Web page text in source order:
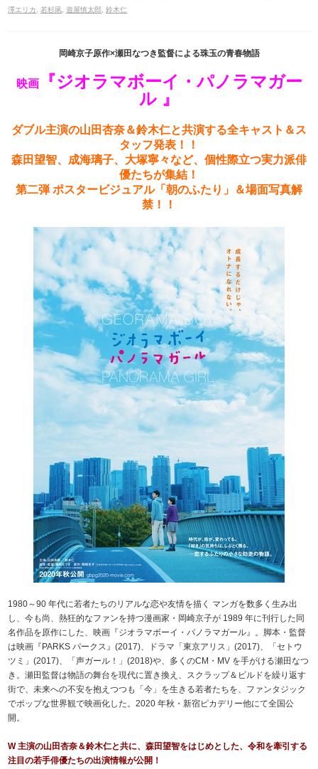
澤エリカ
若杉凩 ,遊屋慎太郎 ,鈴木仁
岡崎京子原作×瀬田なつき監督による珠玉の青春物語
映画『ジオラマボーイ・パノラマガー
ル 』
ダブル主演の山田杏奈＆鈴木仁と共演する全キャスト＆ス
タッフ発表！！
森田望智、成海璃子、大塚寧々など、個性際立つ実力派俳
優たちが集結！
第二弾 ポスタービジュアル「朝のふたり」＆場面写真解
禁！！
1980～90 年代に若者たちのリアルな恋や友情を描く マンガを数多く生み出
し、今も尚、熱狂的なファンを持つ漫画家・岡崎京子が 1989 年に刊行した同
名作品を原作にした、映画『ジオラマボーイ・パノラマガール』。脚本・監督
は映画『PARKS パークス』(2017)、ドラマ「東京アリス」(2017)、「セトウ
ツミ」(2017)、「声ガール！」(2018)や、多くのCM・MV を手がける瀬田なつ
き。瀬田監督は物語の舞台を現代に置き換え、スクラップ＆ビルドを繰り返す
街で、未来への不安を抱えつつも「今」を生きる若者たちを、ファンタジック
でポップな世界観で映画化した。2020 年秋・新宿ピカデリー他にて全国公
開。
W 主演の山田杏奈＆鈴木仁と共に、森田望智をはじめとした、令和を牽引する
注目の若手俳優たちの出演情報が公開！